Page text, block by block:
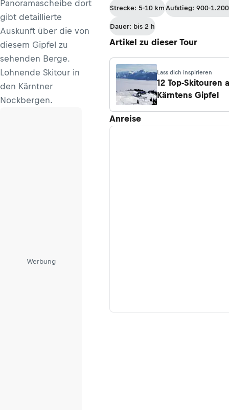
Panoramascheibe dort
gibt detaillierte
Auskunft über die von
diesem Gipfel zu
sehenden Berge.
Lohnende Skitour in
den Kärntner
Nockbergen.
Werbung
Strecke: 5-10 km Aufstieg: 900-
Dauer: bis 2 h
Artikel zu dieser Tour
Lass dich inspirieren
12 Top-Skitouren
Kärntens Gipfel
Anreise